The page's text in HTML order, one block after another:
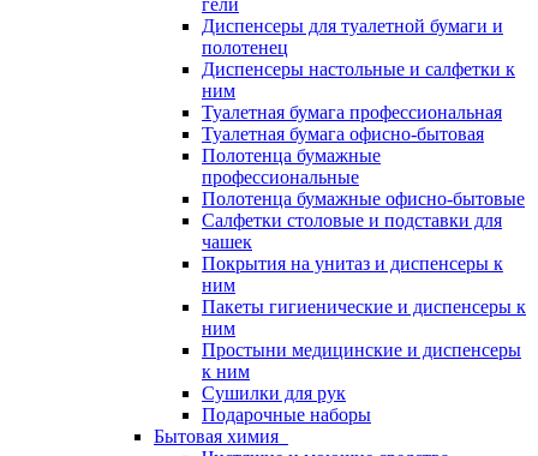
гели
Диспенсеры для туалетной бумаги и
полотенец
Диспенсеры настольные и салфетки к
ним
Туалетная бумага профессиональная
Туалетная бумага офисно-бытовая
Полотенца бумажные
профессиональные
Полотенца бумажные офисно-бытовые
Салфетки столовые и подставки для
чашек
Покрытия на унитаз и диспенсеры к
ним
Пакеты гигиенические и диспенсеры к
ним
Простыни медицинские и диспенсеры
к ним
Сушилки для рук
Подарочные наборы
Бытовая химия